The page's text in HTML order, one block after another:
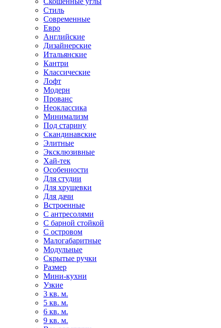
Стиль
Современные
Евро
Английские
Дизайнерские
Итальянские
Кантри
Классические
Лофт
Модерн
Прованс
Неоклассика
Минимализм
Под старину
Скандинавские
Элитные
Эксклюзивные
Хай-тек
Особенности
Для студии
Для хрущевки
Для дачи
Встроенные
С антресолями
С барной стойкой
С островом
Малогабаритные
Модульные
Скрытые ручки
Размер
Мини-кухни
Узкие
3 кв. м.
5 кв. м.
6 кв. м.
9 кв. м.